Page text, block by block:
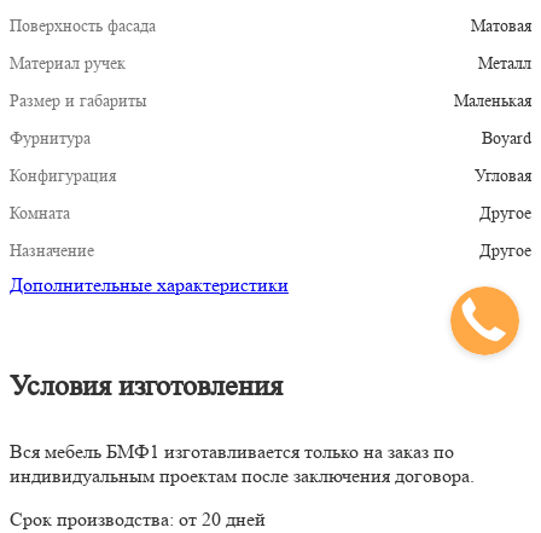
Поверхность фасада
Матовая
Материал ручек
Металл
Размер и габариты
Маленькая
Фурнитура
Boyard
Конфигурация
Угловая
Комната
Другое
Назначение
Другое
Дополнительные характеристики
Условия изготовления
Вся мебель БМФ1 изготавливается только на заказ по
индивидуальным проектам после заключения договора.
Срок производства: от 20 дней